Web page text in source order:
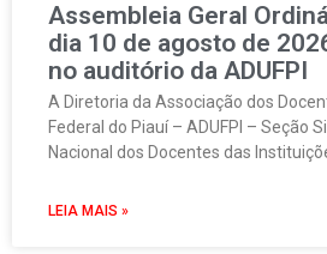
Assembleia Geral
dia 10 de agosto de
no auditório da ADUFPI
A Diretoria da Associação dos
Federal do Piauí – ADUFPI – Seção
Nacional dos Docentes das
LEIA MAIS »